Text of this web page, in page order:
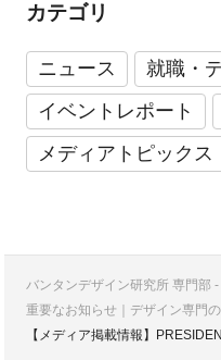
カテゴリ
ニュース
就職・
イベントレポート
メディアトピックス
バンタンデザイン研究所 専門部
重要なお知らせ｜デザイン専門
【メディア掲載情報】